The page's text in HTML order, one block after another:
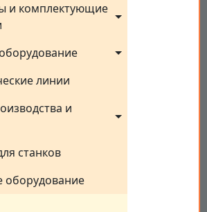
и комплектующие
линии
и
станков
оборудование